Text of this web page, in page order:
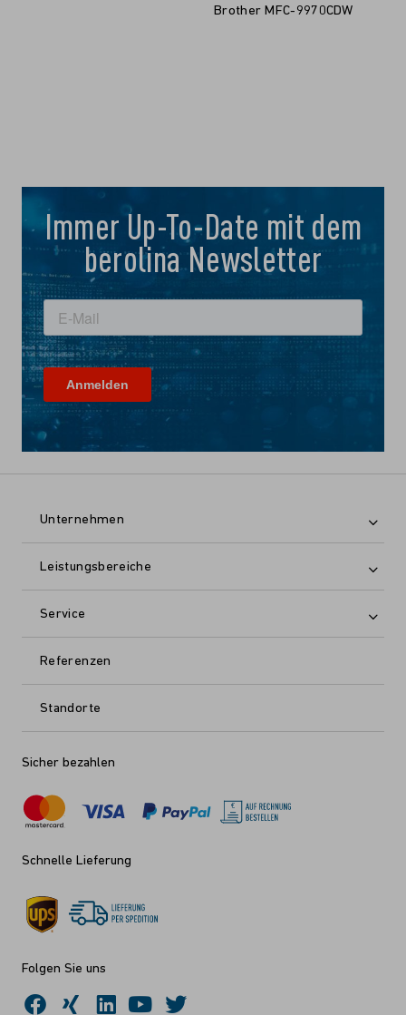
Brother MFC-9970CDW
Immer Up-To-Date mit dem
berolina Newsletter
Unternehmen
Leistungsbereiche
Service
Referenzen
Standorte
Sicher bezahlen
Schnelle Lieferung
Folgen Sie uns